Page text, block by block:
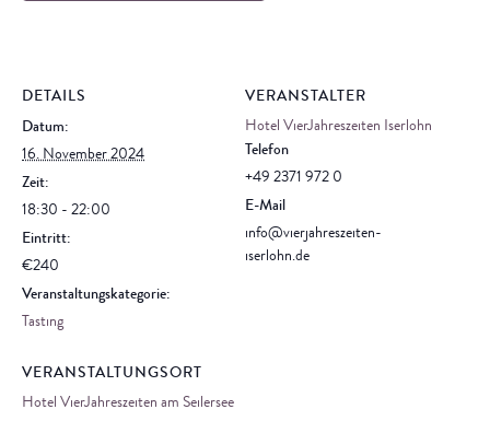
DETAILS
Datum:
16. November 2024
Zeit:
18:30 - 22:00
Eintritt:
€240
Veranstaltungskategorie:
Tasting
VERANSTALTUNGSORT
Hotel VierJahreszeiten am Seilersee
VERANSTALTER
Hotel VierJahreszeiten Iserlohn
Telefon
+49 2371 972 0
E-Mail
info@vierjahreszeiten-
iserlohn.de